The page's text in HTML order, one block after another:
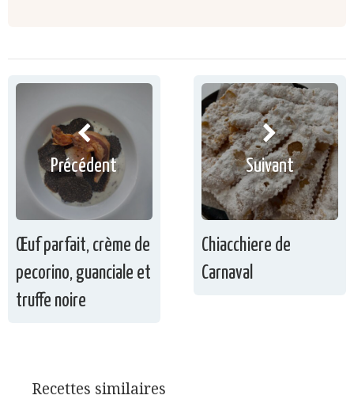
Précédent
Œuf parfait, crème de
pecorino, guanciale et
truffe noire
Suivant
Chiacchiere de
Carnaval
Recettes similaires